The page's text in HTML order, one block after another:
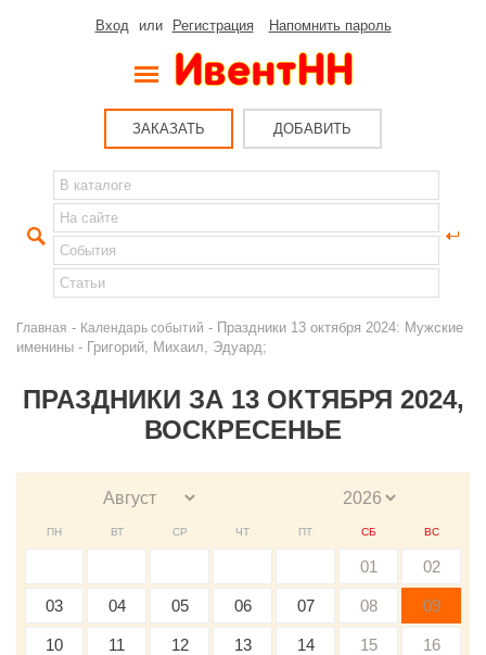
Вход или Регистрация Напомнить пароль
ЗАКАЗАТЬ ДОБАВИТЬ
Главная - Календарь событий - Праздники 13 октября 2024: Мужские
именины - Григорий, Михаил, Эдуард;
ПРАЗДНИКИ ЗА 13 ОКТЯБРЯ 2024,
ВОСКРЕСЕНЬЕ
ПН ВТ СР ЧТ ПТ СБ ВС
01 02
03 04 05 06 07 08 09
10 11 12 13 14 15 16